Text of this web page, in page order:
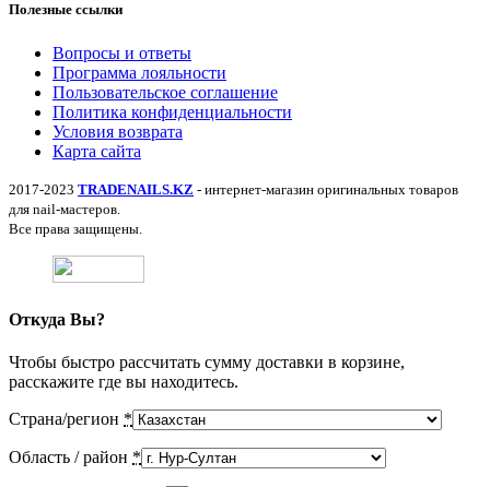
Полезные ссылки
Вопросы и ответы
Программа лояльности
Пользовательское соглашение
Политика конфиденциальности
Условия возврата
Карта сайта
2017-2023 TRADENAILS.KZ - интернет-магазин оригинальных товаров
для nail-мастеров.
Все права защищены.
Откуда Вы?
Чтобы быстро рассчитать сумму доставки в корзине,
расскажите где вы находитесь.
Страна/регион *
Область / район *